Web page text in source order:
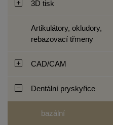
3D tisk
Artikulátory, okludory,
rebazovací třmeny
CAD/CAM
Dentální pryskyřice
bazální